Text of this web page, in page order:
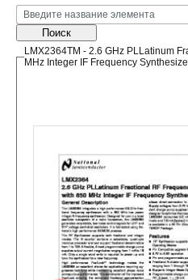
Поиск
LMX2364TM - 2.6 GHz PLLatinum
MHz Integer IF Frequency